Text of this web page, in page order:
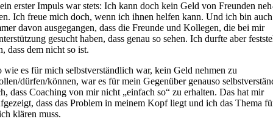
ers­ter Impuls war stets: Ich kann doch kein Geld von Freun­den
Ich freue mich doch, wenn ich ihnen hel­fen kann. Und ich bin auch
davon aus­ge­gan­gen, dass die Freun­de und Kol­le­gen, die bei mir
gesucht haben, dass genau so sehen. Ich durf­te aber
dass dem nicht so ist.
wie es für mich selbst­ver­ständ­lich war, kein Geld neh­men zu
dürfen/können, war es für mein Gegen­über genau­so
dass Coa­ching von mir nicht „ein­fach so“ zu erhal­ten. Das hat mir
dass das Pro­blem in mei­nem Kopf liegt und ich das The­ma
klä­ren muss.